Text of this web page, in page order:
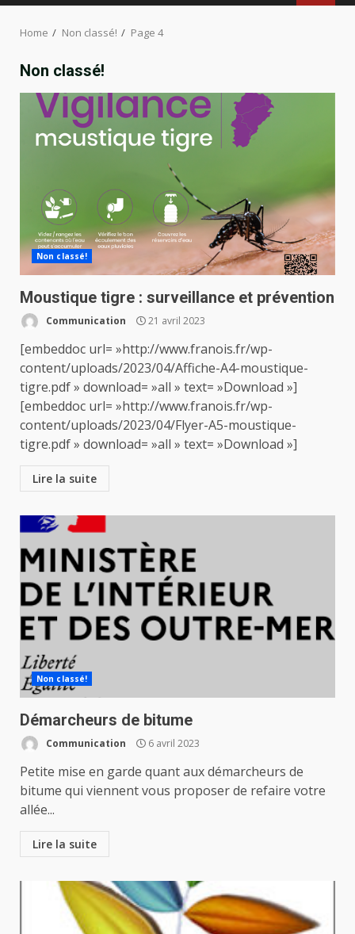
Home Non classé! Page 4
Non classé!
Non classé!
Moustique tigre : surveillance et prévention
Communication 21 avril 2023
[embeddoc url= »http://www.franois.fr/wp-
content/uploads/2023/04/Affiche-A4-moustique-
tigre.pdf » download= »all » text= »Download »]
[embeddoc url= »http://www.franois.fr/wp-
content/uploads/2023/04/Flyer-A5-moustique-
tigre.pdf » download= »all » text= »Download »]
Lire la suite
Non classé!
Démarcheurs de bitume
Communication 6 avril 2023
Petite mise en garde quant aux démarcheurs de
bitume qui viennent vous proposer de refaire votre
allée...
Lire la suite